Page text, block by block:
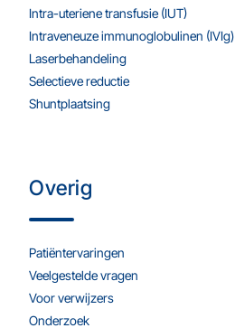
Intra-uteriene transfusie (IUT)
Intraveneuze immunoglobulinen (IVIg)
Laserbehandeling
Selectieve reductie
Shuntplaatsing
Overig
Patiëntervaringen
Veelgestelde vragen
Voor verwijzers
Onderzoek